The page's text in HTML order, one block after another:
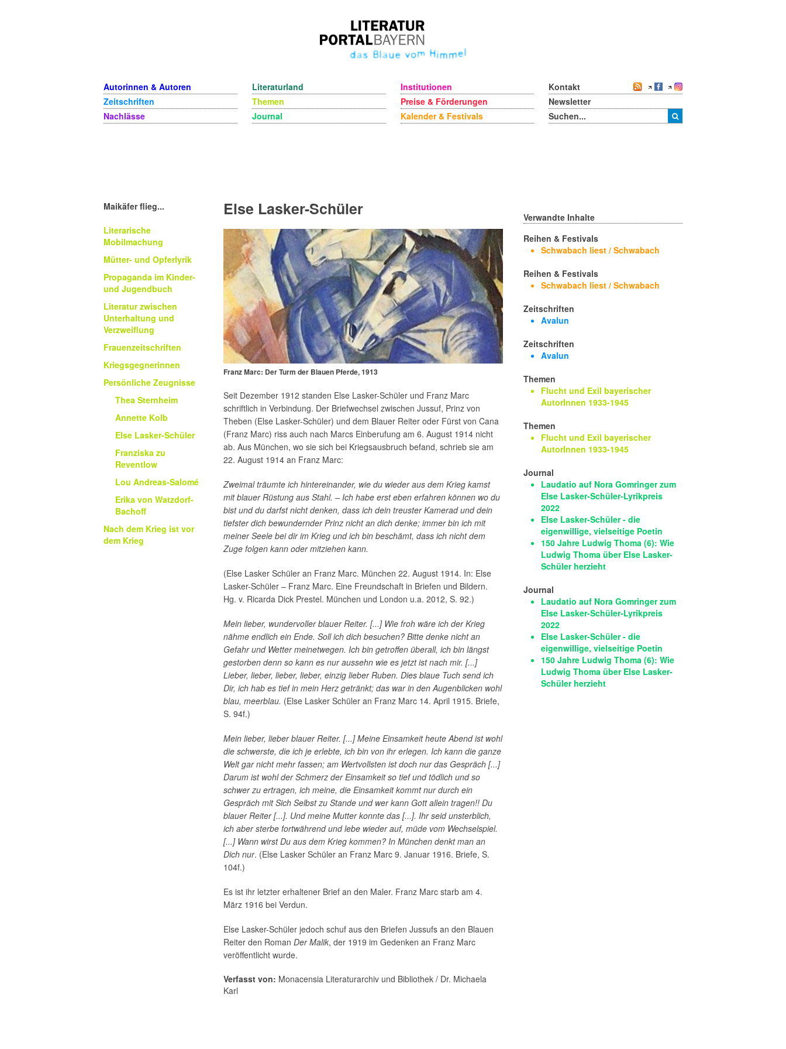
Autorinnen & Autoren
Zeitschriften
Nachlässe
Literaturland
Themen
Journal
Institutionen
Preise & Förderungen
Kalender & Festivals
Kontakt
Newsletter
Maikäfer flieg...
Literarische
Mobilmachung
Mütter- und Opferlyrik
Propaganda im Kinder-
und Jugendbuch
Literatur zwischen
Unterhaltung und
Verzweiflung
Frauenzeitschriften
Kriegsgegnerinnen
Persönliche Zeugnisse
Thea Sternheim
Annette Kolb
Else Lasker-Schüler
Franziska zu
Reventlow
Lou Andreas-Salomé
Erika von Watzdorf-
Bachoff
Nach dem Krieg ist vor
dem Krieg
Else Lasker-Schüler
Franz Marc: Der Turm der Blauen Pferde, 1913
Seit Dezember 1912 standen Else Lasker-Schüler und Franz Marc
schriftlich in Verbindung. Der Briefwechsel zwischen Jussuf, Prinz von
Theben (Else Lasker-Schüler) und dem Blauer Reiter oder Fürst von Cana
(Franz Marc) riss auch nach Marcs Einberufung am 6. August 1914 nicht
ab. Aus München, wo sie sich bei Kriegsausbruch befand, schrieb sie am
22. August 1914 an Franz Marc:
Zweimal träumte ich hintereinander, wie du wieder aus dem Krieg kamst
mit blauer Rüstung aus Stahl. – Ich habe erst eben erfahren können wo du
bist und du darfst nicht denken, dass ich dein treuster Kamerad und dein
tiefster dich bewundernder Prinz nicht an dich denke; immer bin ich mit
meiner Seele bei dir im Krieg und ich bin beschämt, dass ich nicht dem
Zuge folgen kann oder mitziehen kann.
(Else Lasker Schüler an Franz Marc. München 22. August 1914. In: Else
Lasker-Schüler – Franz Marc. Eine Freundschaft in Briefen und Bildern.
Hg. v. Ricarda Dick Prestel. München und London u.a. 2012, S. 92.)
Mein lieber, wundervoller blauer Reiter. [...] Wie froh wäre ich der Krieg
nähme endlich ein Ende. Soll ich dich besuchen? Bitte denke nicht an
Gefahr und Wetter meinetwegen. Ich bin getroffen überall, ich bin längst
gestorben denn so kann es nur aussehn wie es jetzt ist nach mir. [...]
Lieber, lieber, lieber, lieber, einzig lieber Ruben. Dies blaue Tuch send ich
Dir, ich hab es tief in mein Herz getränkt; das war in den Augenblicken wohl
blau, meerblau. (Else Lasker Schüler an Franz Marc 14. April 1915. Briefe,
S. 94f.)
Mein lieber, lieber blauer Reiter. [...] Meine Einsamkeit heute Abend ist wohl
die schwerste, die ich je erlebte, ich bin von ihr erlegen. Ich kann die ganze
Welt gar nicht mehr fassen; am Wertvollsten ist doch nur das Gespräch [...]
Darum ist wohl der Schmerz der Einsamkeit so tief und tödlich und so
schwer zu ertragen, ich meine, die Einsamkeit kommt nur durch ein
Gespräch mit Sich Selbst zu Stande und wer kann Gott allein tragen!! Du
blauer Reiter [...]. Und meine Mutter konnte das [...]. Ihr seid unsterblich,
ich aber sterbe fortwährend und lebe wieder auf, müde vom Wechselspiel.
[...] Wann wirst Du aus dem Krieg kommen? In München denkt man an
Dich nur. (Else Lasker Schüler an Franz Marc 9. Januar 1916. Briefe, S.
104f.)
Es ist ihr letzter erhaltener Brief an den Maler. Franz Marc starb am 4.
März 1916 bei Verdun.
Else Lasker-Schüler jedoch schuf aus den Briefen Jussufs an den Blauen
Reiter den Roman Der Malik, der 1919 im Gedenken an Franz Marc
veröffentlicht wurde.
Verfasst von: Monacensia Literaturarchiv und Bibliothek / Dr. Michaela
Karl
Verwandte Inhalte
Reihen & Festivals
Schwabach liest / Schwabach
Reihen & Festivals
Schwabach liest / Schwabach
Zeitschriften
Avalun
Zeitschriften
Avalun
Themen
Flucht und Exil bayerischer
AutorInnen 1933-1945
Themen
Flucht und Exil bayerischer
AutorInnen 1933-1945
Journal
Laudatio auf Nora Gomringer zum
Else Lasker-Schüler-Lyrikpreis
2022
Else Lasker-Schüler - die
eigenwillige, vielseitige Poetin
150 Jahre Ludwig Thoma (6): Wie
Ludwig Thoma über Else Lasker-
Schüler herzieht
Journal
Laudatio auf Nora Gomringer zum
Else Lasker-Schüler-Lyrikpreis
2022
Else Lasker-Schüler - die
eigenwillige, vielseitige Poetin
150 Jahre Ludwig Thoma (6): Wie
Ludwig Thoma über Else Lasker-
Schüler herzieht